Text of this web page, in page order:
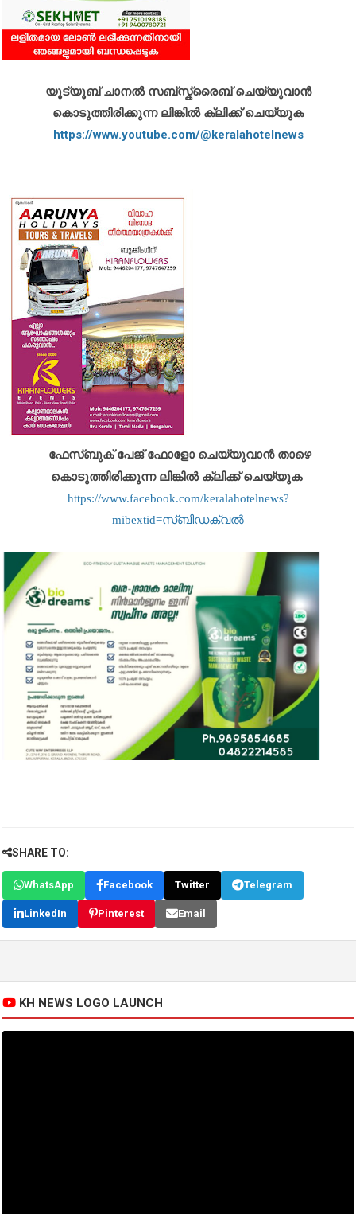
യൂട്യൂബ് ചാനൽ സബ്സ്ക്രൈബ് ചെയ്യുവാൻ
കൊടുത്തിരിക്കുന്ന ലിങ്കിൽ ക്ലിക്ക് ചെയ്യുക
https://www.youtube.com/@keralahotelnews
ഫേസ്ബുക് പേജ് ഫോളോ ചെയ്യുവാൻ താഴെ
കൊടുത്തിരിക്കുന്ന ലിങ്കിൽ ക്ലിക്ക് ചെയ്യുക
https://www.facebook.com/keralahotelnews?
mibextid=സ്‌ബിഡക്വൽ
SHARE TO:
WhatsApp Facebook Twitter Telegram
LinkedIn Pinterest Email
KH NEWS LOGO LAUNCH